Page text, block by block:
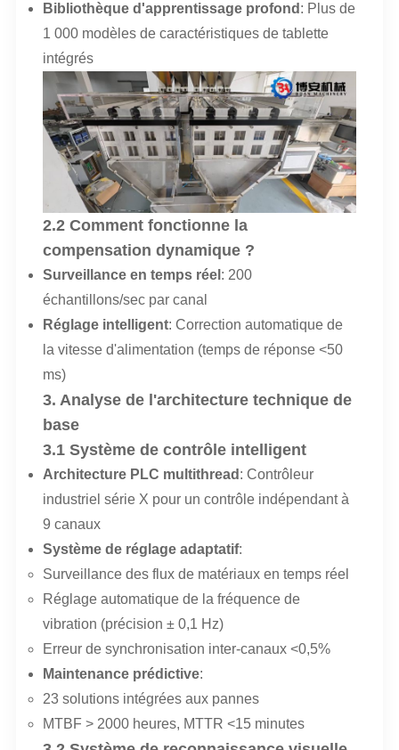
Bibliothèque d'apprentissage profond : Plus de
1 000 modèles de caractéristiques de tablette
intégrés
2.2 Comment fonctionne la
compensation dynamique ?
Surveillance en temps réel : 200
échantillons/sec par canal
Réglage intelligent: Correction automatique de
la vitesse d'alimentation (temps de réponse <50
ms)
3. Analyse de l'architecture technique de
base
3.1 Système de contrôle intelligent
Architecture PLC multithread : Contrôleur
industriel série X pour un contrôle indépendant à
9 canaux
Système de réglage adaptatif:
Surveillance des flux de matériaux en temps réel
Réglage automatique de la fréquence de
vibration (précision ± 0,1 Hz)
Erreur de synchronisation inter-canaux <0,5%
Maintenance prédictive:
23 solutions intégrées aux pannes
MTBF > 2000 heures, MTTR <15 minutes